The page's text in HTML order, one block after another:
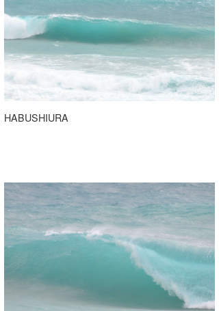
HABUSHIURA
NOBUFUKU
大野”MAR”修聖
G◎Da
KOBU
mitz
OYZ